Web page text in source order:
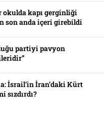
okulda kapı gerginliği
son anda içeri girebildi
partiyi pavyon
İsrail’in İran’daki Kürt
sızdırdı?